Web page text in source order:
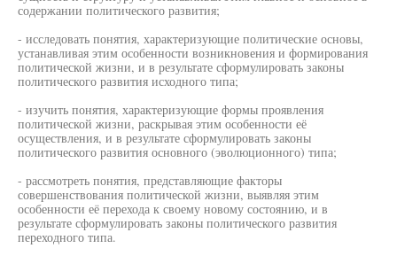
содержании политического развития;
- исследовать понятия, характеризующие политические основы,
устанавливая этим особенности возникновения и формирования
политической жизни, и в результате сформулировать законы
политического развития исходного типа;
- изучить понятия, характеризующие формы проявления
политической жизни, раскрывая этим особенности её
осуществления, и в результате сформулировать законы
политического развития основного (эволюционного) типа;
- рассмотреть понятия, представляющие факторы
совершенствования политической жизни, выявляя этим
особенности её перехода к своему новому состоянию, и в
результате сформулировать законы политического развития
переходного типа.